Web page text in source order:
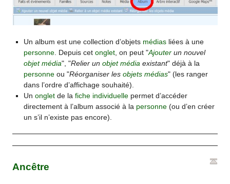
Un album est une collection d’objets médiasliées à une
personne. Depuis cet onglet, on peut "Ajouterun nouvel
objet média", "Relier un objet média existant" déjà à la
personneou "Réorganiser les objets médias" (les ranger
dans l’ordre d’affichage souhaité).
Un ongletde la fiche individuellepermet d’accéder
directement à l’album associé à la personne(ou d’en créer
un s’il n’existe pas encore).
Ancêtre